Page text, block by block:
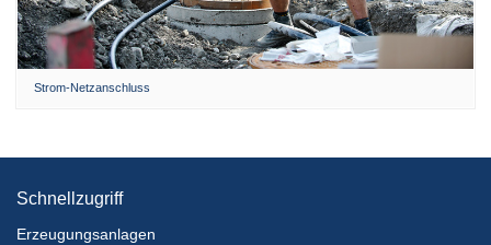
Strom-Netzanschluss
Schnellzugriff
Erzeugungsanlagen